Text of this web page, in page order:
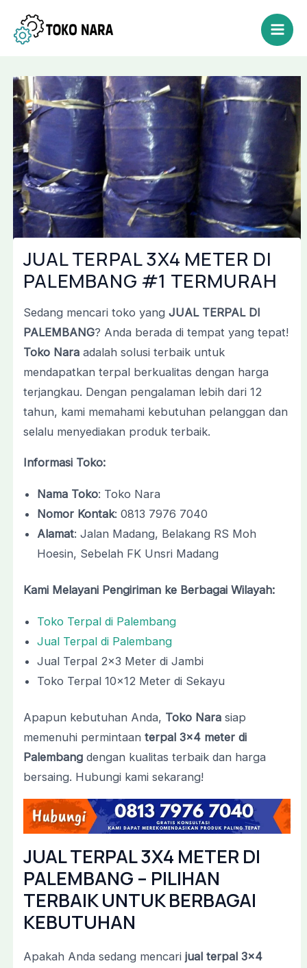
konten
Main
JUAL TERPAL 3X4 METER DI
PALEMBANG #1 TERMURAH
Sedang mencari toko yangJUAL TERPAL DI
PALEMBANG? Anda berada di tempat yang tepat!
Toko Naraadalah solusi terbaik untuk
mendapatkan terpal berkualitas dengan harga
terjangkau. Dengan pengalaman lebih dari 12
tahun, kami memahami kebutuhan pelanggan dan
selalu menyediakan produk terbaik.
Informasi Toko:
Nama Toko: Toko Nara
Nomor Kontak: 0813 7976 7040
Alamat: Jalan Madang, Belakang RS Moh
Hoesin, Sebelah FK Unsri Madang
Kami Melayani Pengiriman ke Berbagai Wilayah:
Toko Terpal di Palembang
Jual Terpal di Palembang
Jual Terpal 2×3 Meter di Jambi
Toko Terpal 10×12 Meter di Sekayu
Apapun kebutuhan Anda, Toko Narasiap
memenuhi permintaan terpal 3×4 meter di
Palembangdengan kualitas terbaik dan harga
bersaing. Hubungi kami sekarang!
JUAL TERPAL 3X4 METER DI
PALEMBANG – PILIHAN
TERBAIK UNTUK BERBAGAI
KEBUTUHAN
Apakah Anda sedang mencari jual terpal 3×4
navigation